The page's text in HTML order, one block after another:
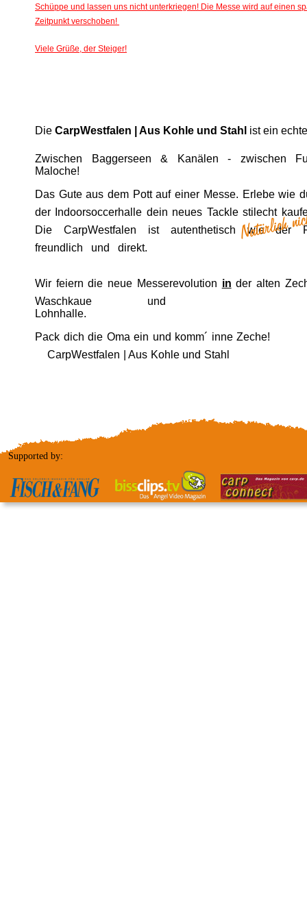
Schüppe und lassen uns nicht unterkriegen! Die Messe wird auf einen
Zeitpunkt verschoben!
Viele Grüße, der Steiger!
Die CarpWestfalen | Aus Kohle und Stahl ist ein
Zwischen Baggerseen & Kanälen - zwischen
Maloche!
Das Gute aus dem Pott auf einer Messe. Erlebe wie
der Indoorsoccerhalle dein neues Tackle stilecht
Die CarpWestfalen ist autenthetisch wie der
freundlich und direkt.
Wir feiern die neue Messerevolution in der alten
Waschkaue und
Lohnhalle.
Pack dich die Oma ein und komm´ inne Zeche!
CarpWestfalen | Aus Kohle und Stahl
Supported by: